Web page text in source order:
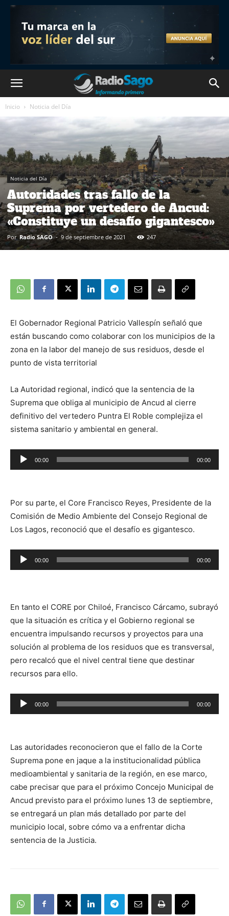
Inicio Noticia del Día
Noticia del Día
Autoridades tras fallo de la
Suprema por vertedero de Ancud:
«Constituye un desafío gigantesco»
Por Radio SAGO - 9 de septiembre de 2021 247
El Gobernador Regional Patricio Vallespín señaló que
están buscando como colaborar con los municipios de la
zona en la labor del manejo de sus residuos, desde el
punto de vista territorial
La Autoridad regional, indicó que la sentencia de la
Suprema que obliga al municipio de Ancud al cierre
definitivo del vertedero Puntra El Roble complejiza el
sistema sanitario y ambiental en general.
Reproductor
de
00:00 00:00
Por su parte, el Core Francisco Reyes, Presidente de la
Comisión de Medio Ambiente del Consejo Regional de
Los Lagos, reconoció que el desafío es gigantesco.
Reproductor
de
00:00 00:00
En tanto el CORE por Chiloé, Francisco Cárcamo, subrayó
que la situación es crítica y el Gobierno regional se
encuentra impulsando recursos y proyectos para una
solución al problema de los residuos que es transversal,
pero recalcó que el nivel central tiene que destinar
recursos para ello.
Reproductor
de
00:00 00:00
Las autoridades reconocieron que el fallo de la Corte
Suprema pone en jaque a la institucionalidad pública
medioambiental y sanitaria de la región, en ese marco,
cabe precisar que para el próximo Concejo Municipal de
Ancud previsto para el próximo lunes 13 de septiembre,
se entregará un plan más detallado por parte del
municipio local, sobre cómo va a enfrentar dicha
sentencia de la Justicia.